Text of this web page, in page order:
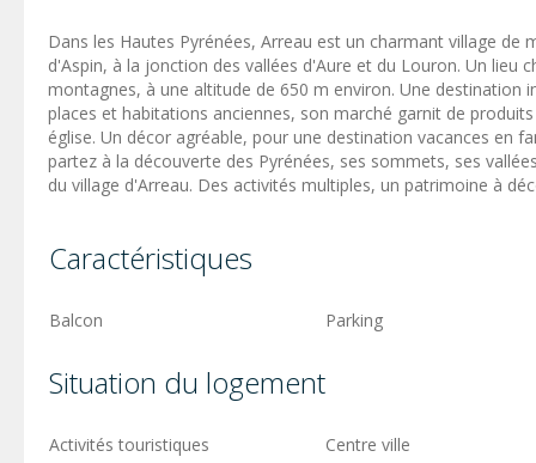
Dans les Hautes Pyrénées, Arreau est un charmant village de
d'Aspin, à la jonction des vallées d'Aure et du Louron. Un lieu
montagnes, à une altitude de 650 m environ. Une destination
places et habitations anciennes, son marché garnit de
église. Un décor agréable, pour une destination vacances en
partez à la découverte des Pyrénées, ses sommets, ses
du village d'Arreau. Des activités multiples, un patrimoine à
Caractéristiques
Balcon Parking
Situation du logement
Activités touristiques Centre ville